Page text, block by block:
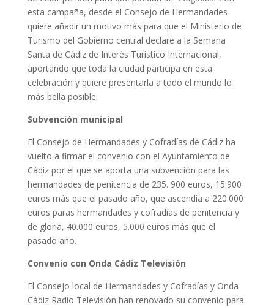
esta campaña, desde el Consejo de Hermandades
quiere añadir un motivo más para que el Ministerio de
Turismo del Gobierno central declare a la Semana
Santa de Cádiz de Interés Turístico Internacional,
aportando que toda la ciudad participa en esta
celebración y quiere presentarla a todo el mundo lo
más bella posible.
Subvención municipal
El Consejo de Hermandades y Cofradías de Cádiz ha
vuelto a firmar el convenio con el Ayuntamiento de
Cádiz por el que se aporta una subvención para las
hermandades de penitencia de 235. 900 euros, 15.900
euros más que el pasado año, que ascendía a 220.000
euros paras hermandades y cofradías de penitencia y
de gloria, 40.000 euros, 5.000 euros más que el
pasado año.
Convenio con Onda Cádiz Televisión
El Consejo local de Hermandades y Cofradías y Onda
Cádiz Radio Televisión han renovado su convenio para